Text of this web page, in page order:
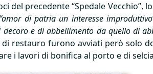
del precedente “Spedale Vecchio”,
di patria un interesse improduttivo
e di abbellimento da quello di
restauro furono avviati però solo
i lavori di bonifica al porto e di